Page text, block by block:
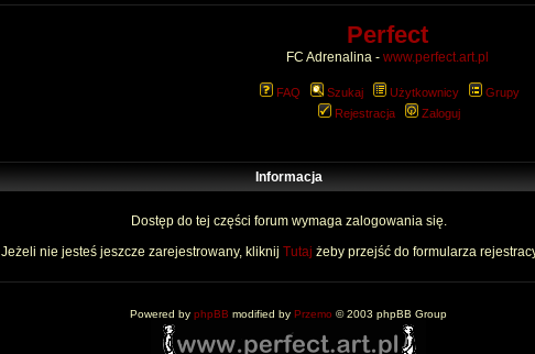
Perfect
FC Adrenalina - www.perfect.art.pl
FAQ Szukaj Użytkownicy
Grupy
Rejestracja
Zaloguj
Informacja
Dostęp do tej części forum wymaga zalogowania się.
Jeżeli nie jesteś jeszcze zarejestrowany, kliknij Tutaj żeby przejść do formularza
Powered by phpBB modified by Przemo © 2003 phpBB Group